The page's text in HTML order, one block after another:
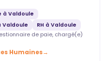
à Valdoule
Valdoule RH à Valdoule
de paie, chargé(e)
Humaines